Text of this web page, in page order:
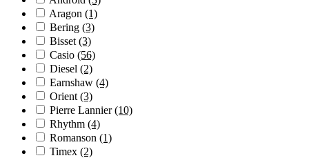
Aragon (1)
Bering (3)
Bisset (3)
Casio (56)
Diesel (2)
Earnshaw (4)
Orient (3)
Pierre Lannier(10)
Rhythm (4)
Romanson (1)
Timex (2)